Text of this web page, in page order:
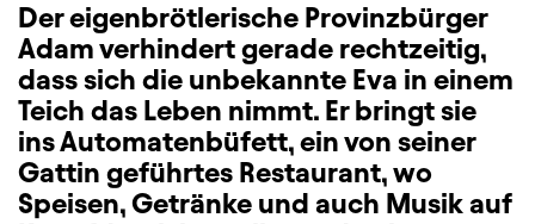
Der eigenbrötlerische Provinzbürger
Adam verhindert gerade rechtzeitig,
dass sich die unbekannte Eva in einem
Teich das Leben nimmt. Er bringt sie
ins Automatenbüfett, ein von seiner
Gattin geführtes Restaurant, wo
Speisen, Getränke und auch Musik auf